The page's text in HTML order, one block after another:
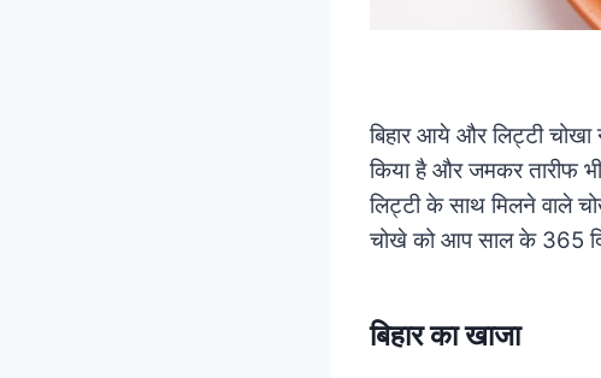
बिहार आये और लिट्टी
किया है और जमकर तारीफ
लिट्टी के साथ मिलने वाले
चोखे को आप साल के 365
बिहार का खाजा